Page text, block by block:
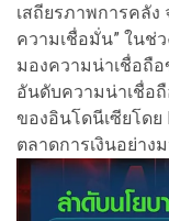
เสถียรภาพการคลัง
ความเชื่อมั่น” ในช่
มองความน่าเชื่อถื
อันดับความน่าเชื่อ
ของอินโดนีเซียโด
ตลาดการเงินอย่าง